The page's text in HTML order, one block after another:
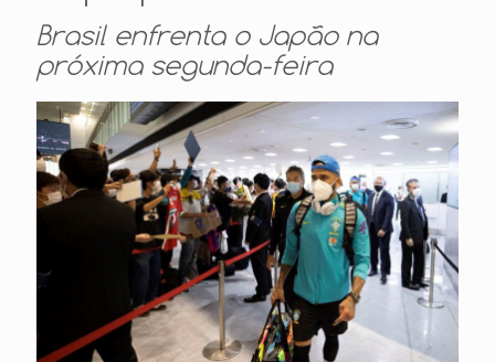
Brasil enfrenta o Japão na
próxima segunda-feira